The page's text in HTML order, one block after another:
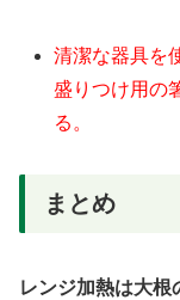
清潔な器具を
盛りつけ用の
る。
まとめ
レンジ加熱は大根